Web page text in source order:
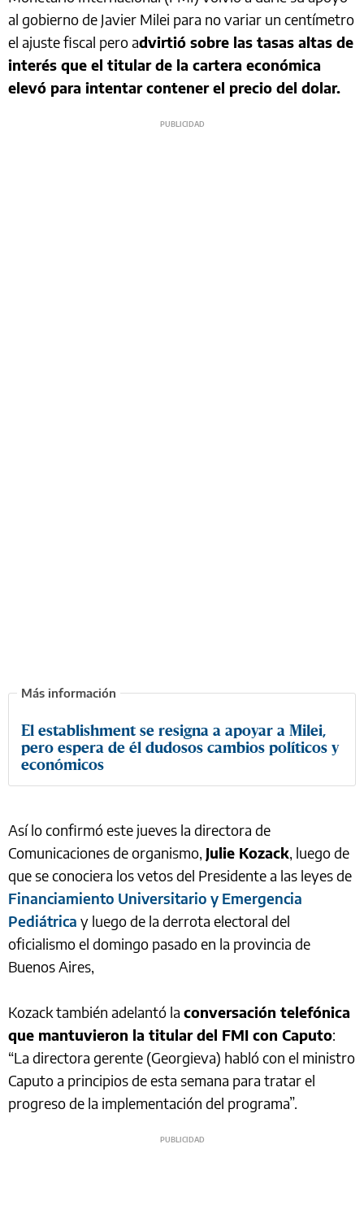
al gobierno de Javier Milei para no variar un centímetro
el ajuste fiscal pero advirtió sobre las tasas altas de
interés que el titular de la cartera económica
elevó para intentar contener el precio del dolar.
El establishment se resigna a apoyar a Milei,
pero espera de él dudosos cambios políticos y
económicos
Así lo confirmó este jueves la directora de
Comunicaciones de organismo, Julie Kozack, luego de
que se conociera los vetos del Presidente a las leyes de
Financiamiento Universitario y Emergencia
Pediátrica y luego de la derrota electoral del
oficialismo el domingo pasado en la provincia de
Buenos Aires,
Kozack también adelantó la conversación telefónica
que mantuvieron la titular del FMI con Caputo:
“La directora gerente (Georgieva) habló con el ministro
Caputo a principios de esta semana para tratar el
progreso de la implementación del programa”.